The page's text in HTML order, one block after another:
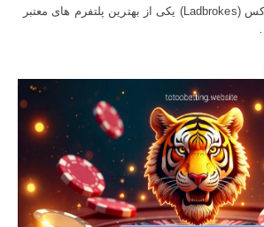
سایت شرط بندی لدبروکس (Ladbrokes) یکی از بهترین پلتفرم های معتبر